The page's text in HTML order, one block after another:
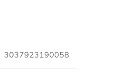
3037923190058